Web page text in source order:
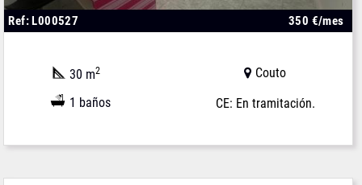
Ref: L000527 350 €/mes
30 m2
1 baños
Couto
CE: En tramitación.